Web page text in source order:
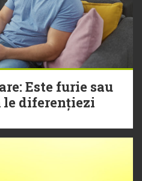
Este furie sau
le diferențiezi